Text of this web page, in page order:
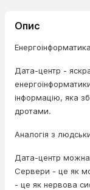
Опис
Енергоінформатика
Дата-центр -
інформацію, яка
дротами.
Аналогія з
Дата-центр можна
Сервери - це як
- це як нервова